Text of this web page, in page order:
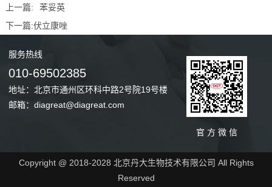
上一篇:
苯妥英
下一篇:伏立康唑
服务热线
010-69502385
地址：北京市通州区环科中路2号院19号楼
邮箱：diagreat@diagreat.com
官 方 微 信
Copyright @ 2018-2028 北京丹大生物技术有限公司 All Rights
Reserved